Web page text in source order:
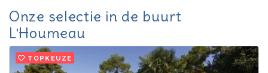
Onze selectie in de buurt
L'Houmeau
TOPKEUZE